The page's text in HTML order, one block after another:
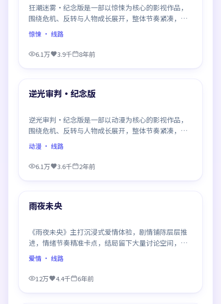
狂潮迷雾·纪念版是一部以惊悚为核心的影视作品，
围绕危机、反转与人物成长展开，整体节奏紧凑，值
得推荐观看。
惊悚 · 线路
6.1万 3.9千 8年前
最新
逆光审判·纪念版
逆光审判·纪念版是一部以动漫为核心的影视作品，
围绕危机、反转与人物成长展开，整体节奏紧凑，值
得推荐观看。
动漫 · 线路
6.1万 3.6千 2年前
最新
雨夜未央
《雨夜未央》主打沉浸式爱情体验，剧情铺陈层层推
进，情绪节奏精准卡点，结局留下大量讨论空间，适
合喜欢慢热好戏的观众。
爱情 · 线路
12万 4.4千 6年前